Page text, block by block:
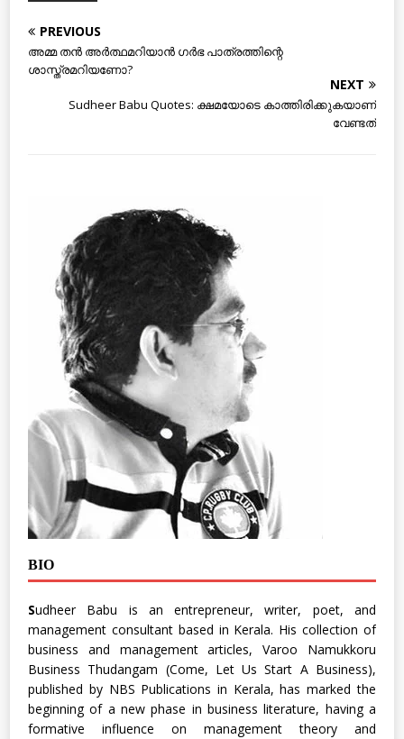
PREVIOUS
അമ്മ തന്‍ അര്‍ത്ഥമറിയാന്‍ ഗര്‍ഭ പാത്രത്തിന്റെ
ശാസ്ത്രമറിയണോ?
NEXT
Sudheer Babu Quotes: ക്ഷമയോടെ കാത്തിരിക്കുകയാണ്
വേണ്ടത്‌
BIO
Sudheer Babu is an entrepreneur, writer, poet, and
management consultant based in Kerala. His collection of
business and management articles, Varoo Namukkoru
Business Thudangam (Come, Let Us Start A Business),
published by NBS Publications in Kerala, has marked the
beginning of a new phase in business literature, having a
formative influence on management theory and